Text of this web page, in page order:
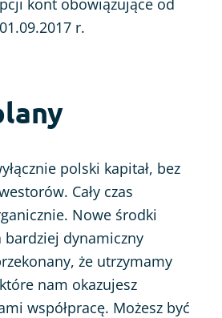
01.09.2017 r.
polski kapitał, bez
Cały czas
Nowe środki
dynamiczny
że utrzymamy
nam okazujesz
współpracę. Możesz być